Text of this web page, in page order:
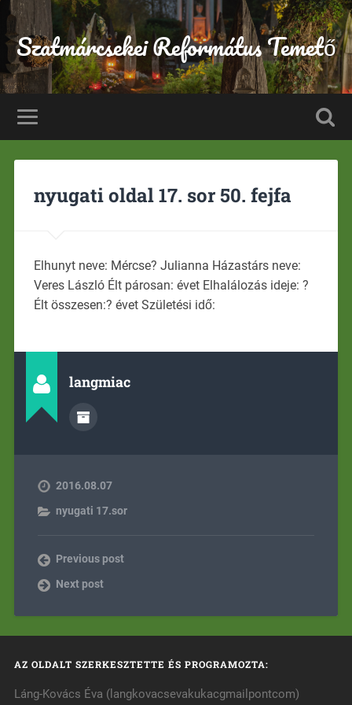
Szatmárcsekei Református Temető
nyugati oldal 17. sor 50. fejfa
Elhunyt neve: Mércse? Julianna Házastárs neve:
Veres László Élt párosan: évet Elhalálozás ideje: ?
Élt összesen:? évet Születési idő:
langmiac
2016.08.07
nyugati 17.sor
Previous post
Next post
AZ OLDALT SZERKESZTETTE ÉS PROGRAMOZTA:
Láng-Kovács Éva (langkovacsevakukacgmailpontcom)